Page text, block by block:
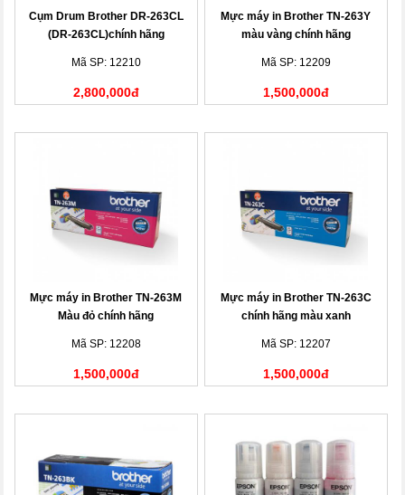
Cụm Drum Brother DR-263CL
(DR-263CL)chính hãng
Mã SP: 12210
2,800,000đ
Mực máy in Brother TN-263Y
màu vàng chính hãng
Mã SP: 12209
1,500,000đ
Mực máy in Brother TN-263M
Màu đỏ chính hãng
Mã SP: 12208
1,500,000đ
Mực máy in Brother TN-263C
chính hãng màu xanh
Mã SP: 12207
1,500,000đ